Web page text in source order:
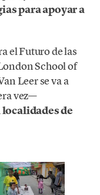
para apoyar a
el Futuro de las
School of
Leer se va a
vez—
de